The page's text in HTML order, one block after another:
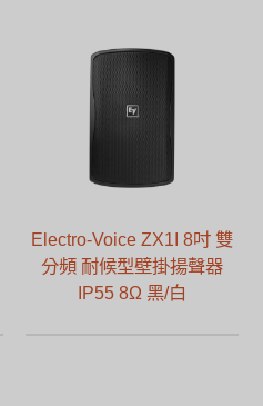
Electro-Voice ZX1I 8吋 雙
分頻 耐候型壁掛揚聲器
IP55 8Ω 黑/白